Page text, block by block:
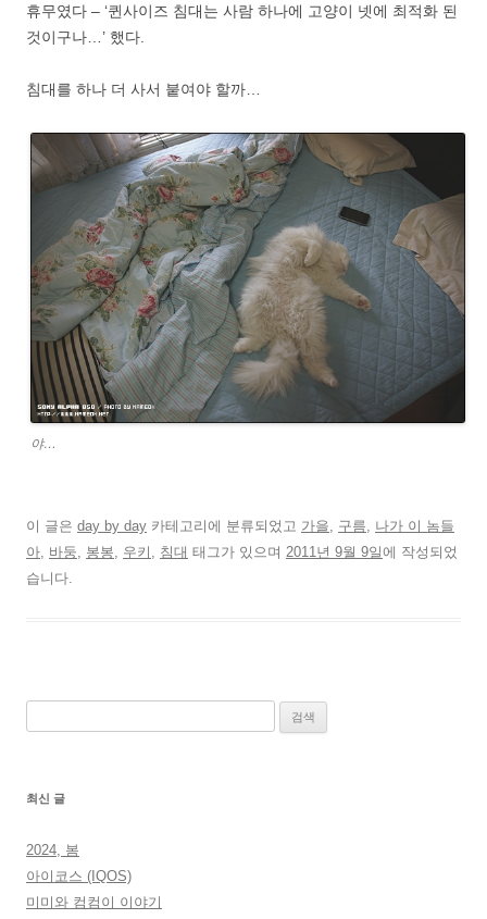
휴무였다 – ‘퀸사이즈 침대는 사람 하나에 고양이 넷에 최적화 된
것이구나…’ 했다.
침대를 하나 더 사서 붙여야 할까…
야…
이 글은 day by day 카테고리에 분류되었고 가을, 구름, 나가 이 놈들
아, 바둥, 봉봉, 우키 , 침대 태그가 있으며 2011년 9월 9일에 작성되었
습니다.
최신 글
2024, 봄
아이코스 (IQOS)
미미와 컴컴이 이야기